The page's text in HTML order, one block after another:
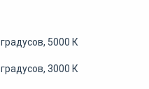
5000 К
3000 К